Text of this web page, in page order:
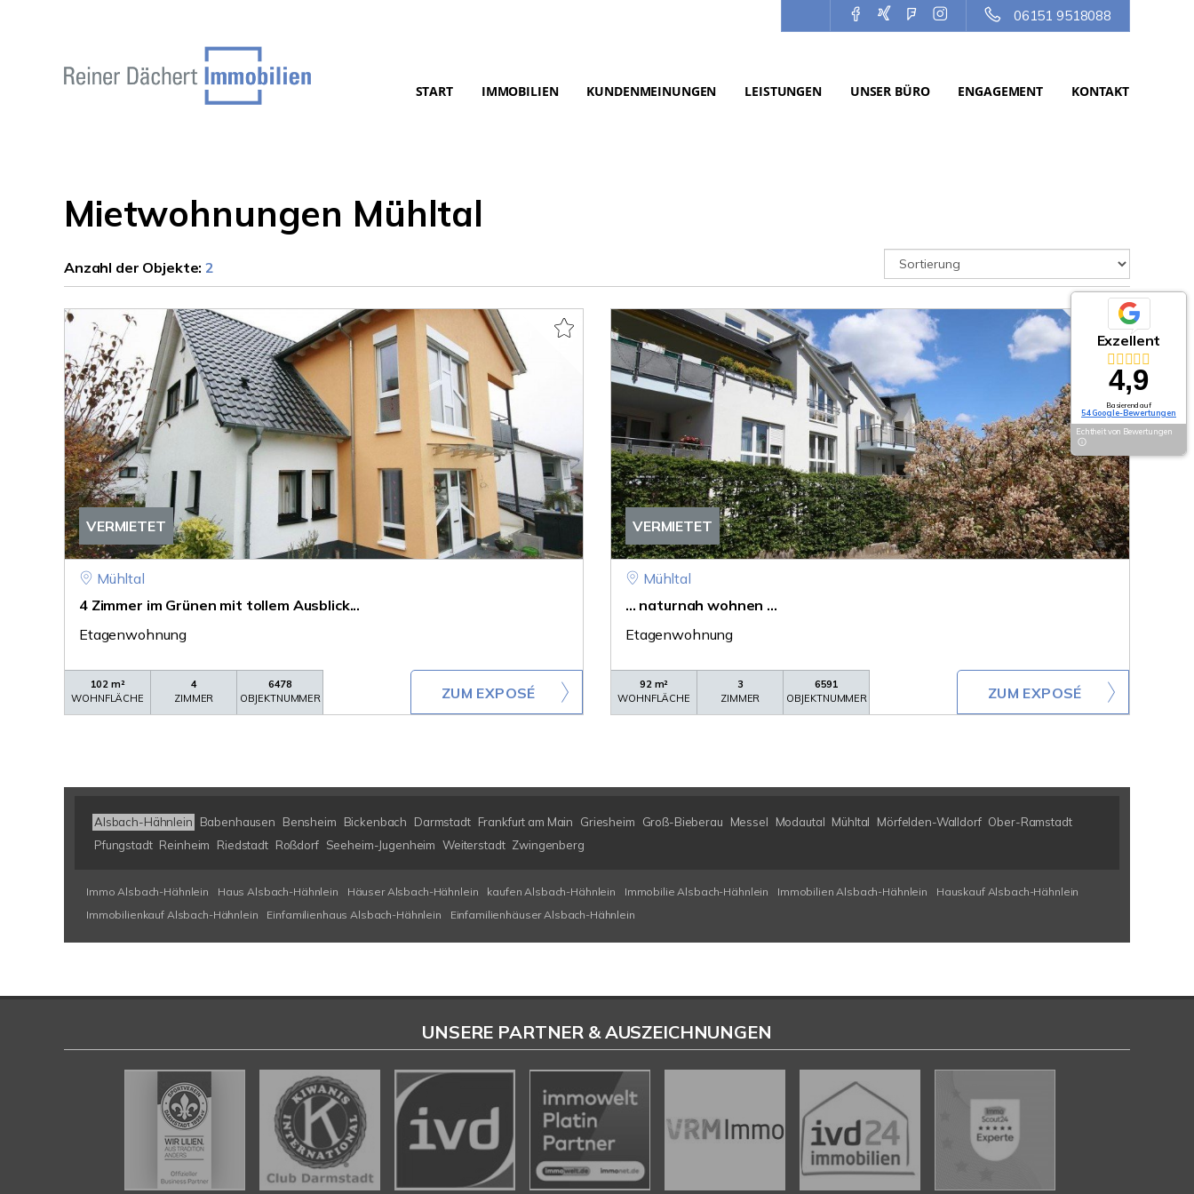
06151 9518088
START IMMOBILIEN KUNDENMEINUNGEN LEISTUNGEN UNSER BÜRO ENGAGEMENT KONTAKT
Mietwohnungen Mühltal
Anzahl der Objekte:2
VERMIETET
Mühltal
4 Zimmer im Grünen mit tollem Ausblick...
Etagenwohnung
102 m²
WOHNFLÄCHE
4
ZIMMER
6478
OBJEKTNUMMER
ZUM EXPOSÉ
VERMIETET
Mühltal
... naturnah wohnen ...
Etagenwohnung
92 m²
WOHNFLÄCHE
3
ZIMMER
6591
OBJEKTNUMMER
ZUM EXPOSÉ
Alsbach-Hähnlein Babenhausen Bensheim Bickenbach Darmstadt Frankfurt am Main Griesheim Groß-Bieberau Messel Modautal Mühltal Mörfelden-Walldorf Ober-Ramstadt
Pfungstadt Reinheim Riedstadt Roßdorf Seeheim-Jugenheim Weiterstadt Zwingenberg
Immo Alsbach-Hähnlein Haus Alsbach-Hähnlein Häuser Alsbach-Hähnlein kaufen Alsbach-Hähnlein Immobilie Alsbach-Hähnlein Immobilien Alsbach-Hähnlein
Hauskauf Alsbach-Hähnlein
Immobilienkauf Alsbach-Hähnlein
Einfamilienhaus Alsbach-Hähnlein Einfamilienhäuser Alsbach-Hähnlein
Exzellent
4,9
Basierend auf
54 Google-Bewertungen
Echtheit von Bewertungen
UNSERE PARTNER & AUSZEICHNUNGEN